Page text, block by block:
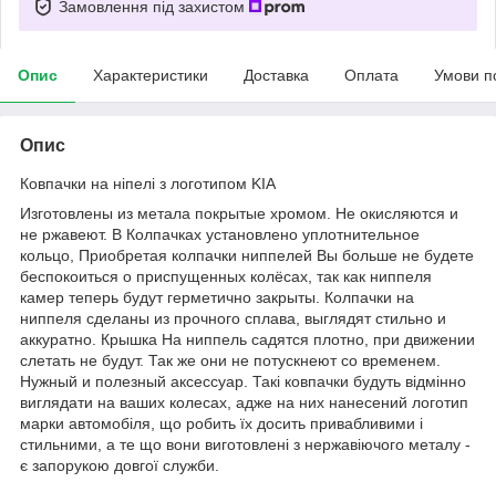
Замовлення під захистом
Опис Характеристики Доставка Оплата Умови
Опис
Ковпачки на ніпелі з логотипом KIA
Изготовлены из метала покрытые хромом. Не окисляются и
не ржавеют. В Колпачках установлено уплотнительное
кольцо, Приобретая колпачки ниппелей Вы больше не будете
беспокоиться о приспущенных колёсах, так как ниппеля
камер теперь будут герметично закрыты. Колпачки на
ниппеля сделаны из прочного сплава, выглядят стильно и
аккуратно. Крышка На ниппель садятся плотно, при движении
слетать не будут. Так же они не потускнеют со временем.
Нужный и полезный аксессуар. Такі ковпачки будуть відмінно
виглядати на ваших колесах, адже на них нанесений логотип
марки автомобіля, що робить їх досить привабливими і
стильними, а те що вони виготовлені з нержавіючого металу -
є запорукою довгої служби.